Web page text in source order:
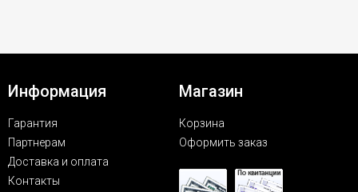
Информация
Гарантия
Партнерам
Доставка и оплата
Контакты
Магазин
Корзина
Оформить заказ